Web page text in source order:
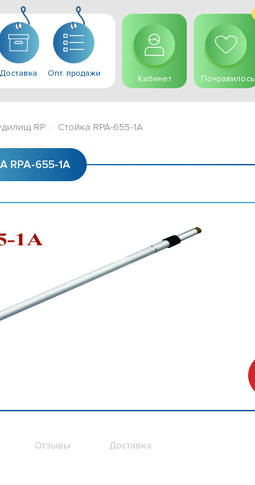
Доставка Опт. продажи
Кабинет Понравилось
RP Стойка RPA-655-1A
RPA-655-1A
Отзывы Доставка